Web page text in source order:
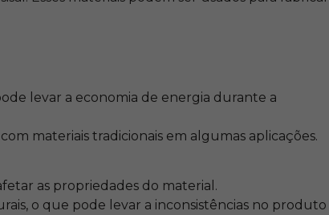
levar a economia de energia durante a
materiais tradicionais em algumas aplicações.
as propriedades do material.
o que pode levar a inconsistências no produto